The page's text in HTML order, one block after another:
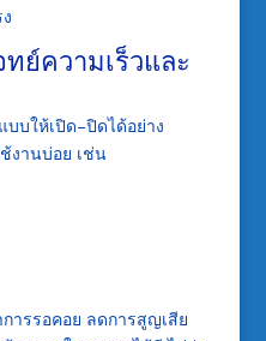
ย์ความเร็วและ
บให้เปิด–ปิดได้อย่าง
งานบ่อย เช่น
ารรอคอย ลดการสูญเสีย